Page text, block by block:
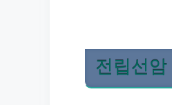
전립선